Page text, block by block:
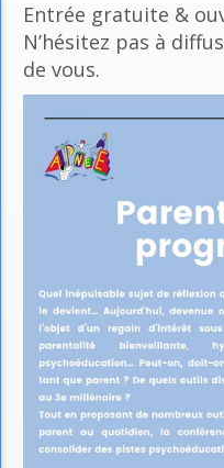
Entrée gratuite &
N’hésitez pas à
de vous.